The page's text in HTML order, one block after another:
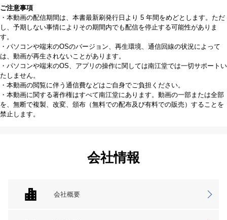
ご注意事項
・本動画の配信期間は、本書最新刷発行日より 5 年間をめどとします。ただ
し、予期しない事情によりその期間内でも配信を停止する可能性がありま
す。
・パソコンや端末のOSのバージョン、再生環境、通信回線の状況によって
は、動画が再生されないことがあります。
・パソコンや端末のOS、アプリの操作に関しては南江堂では一切サポートい
たしません。
・本動画の閲覧に伴う通信費などはご自身でご負担ください。
・本動画に関する著作権はすべて南江堂にあります。動画の一部または全部
を、無断で複製、改変、頒布（無料での配布及び有料での販売）することを
禁止します。
会社情報
会社概要